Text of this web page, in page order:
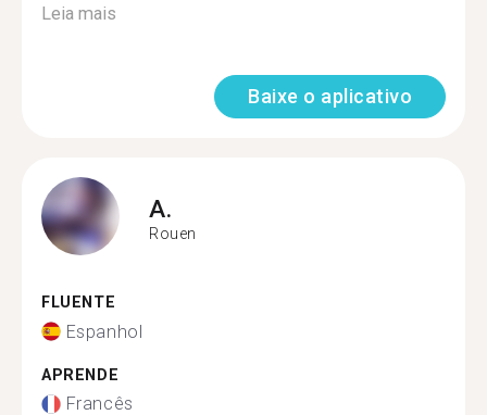
Leia mais
Baixe o aplicativo
A.
Rouen
FLUENTE
Espanhol
APRENDE
Francês